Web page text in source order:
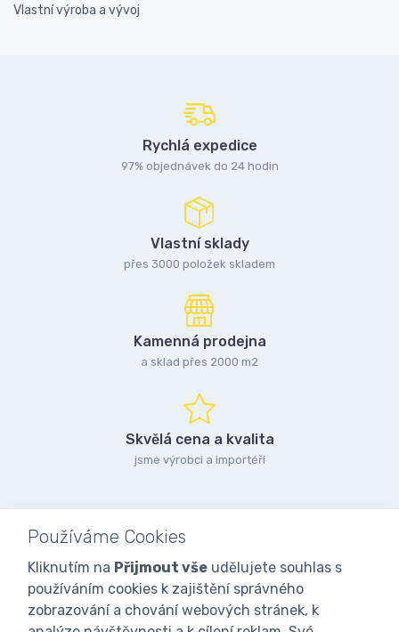
Vlastní výroba a vývoj
Rychlá expedice
97% objednávek do 24 hodin
Vlastní sklady
přes 3000 položek skladem
Kamenná prodejna
a sklad přes 2000 m2
Skvělá cena a kvalita
jsme výrobci a importéři
Používáme Cookies
Kliknutím na Přijmout vše udělujete souhlas s
používáním cookies k zajištění správného
zobrazování a chování webových stránek, k